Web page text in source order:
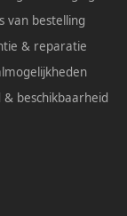
van bestelling
& reparatie
beschikbaarheid